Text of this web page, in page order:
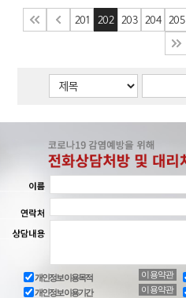
201 202 203 204 205
개인정보 이용목적 이용약관
개인정보 이용기간
이용약관